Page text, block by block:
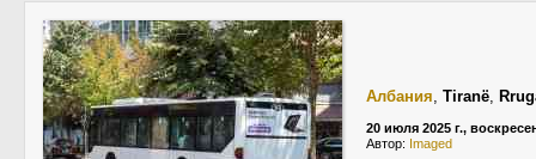
Албания, Tiranë,
20 июля 2025 г.,
Автор: Imaged